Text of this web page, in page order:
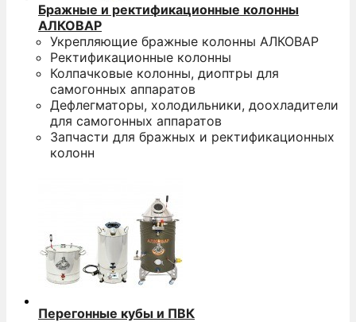
Бражные и ректификационные колонны
АЛКОВАР
Укрепляющие бражные колонны АЛКОВАР
Ректификационные колонны
Колпачковые колонны, диоптры для
самогонных аппаратов
Дефлегматоры, холодильники, доохладители
для самогонных аппаратов
Запчасти для бражных и ректификационных
колонн
Перегонные кубы и ПВК